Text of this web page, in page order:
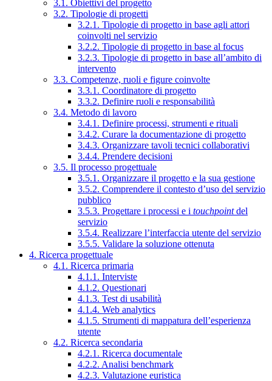
3.1. Obiettivi del progetto
3.2. Tipologie di progetti
3.2.1. Tipologie di progetto in base agli attori
coinvolti nel servizio
3.2.2. Tipologie di progetto in base al focus
3.2.3. Tipologie di progetto in base all’ambito di
intervento
3.3. Competenze, ruoli e figure coinvolte
3.3.1. Coordinatore di progetto
3.3.2. Definire ruoli e responsabilità
3.4. Metodo di lavoro
3.4.1. Definire processi, strumenti e rituali
3.4.2. Curare la documentazione di progetto
3.4.3. Organizzare tavoli tecnici collaborativi
3.4.4. Prendere decisioni
3.5. Il processo progettuale
3.5.1. Organizzare il progetto e la sua gestione
3.5.2. Comprendere il contesto d’uso del servizio
pubblico
3.5.3. Progettare i processi e i touchpointdel
servizio
3.5.4. Realizzare l’interfaccia utente del servizio
3.5.5. Validare la soluzione ottenuta
4. Ricerca progettuale
4.1. Ricerca primaria
4.1.1. Interviste
4.1.2. Questionari
4.1.3. Test di usabilità
4.1.4. Web analytics
4.1.5. Strumenti di mappatura dell’esperienza
utente
4.2. Ricerca secondaria
4.2.1. Ricerca documentale
4.2.2. Analisi benchmark
4.2.3. Valutazione euristica